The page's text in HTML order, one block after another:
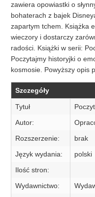
zawiera opowiastki o
bohaterach z bajek
zapartym tchem. Książka
wieczory i dostarczy
radości. Książki w serii:
Poczytajmy historyjki o
kosmosie. Powyższy opis
Szczegóły
Tytuł
Autor:
Rozszerzenie:
brak
Język wydania:
polski
Ilość stron:
Wydawnictwo: